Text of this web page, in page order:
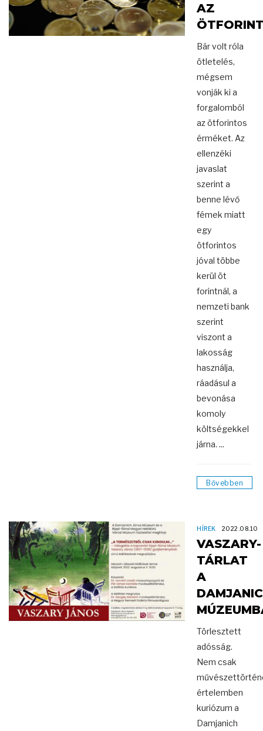
AZ
Bár volt róla
ötletelés,
mégsem
vonják ki a
forgalomból
az ötforintos
érméket. Az
ellenzéki
javaslat
szerint a
benne lévő
fémek miatt
egy
ötforintos
jóval többe
kerül öt
forintnál, a
nemzeti bank
szerint
viszont a
lakosság
használja,
ráadásul a
bevonása
komoly
költségekkel
járna. ...
Bővebben
HÍREK 2022.08.10
VASZARY-
TÁRLAT
A
Törlesztett
adósság.
Nem csak
értelemben
kuriózum a
Damjanich